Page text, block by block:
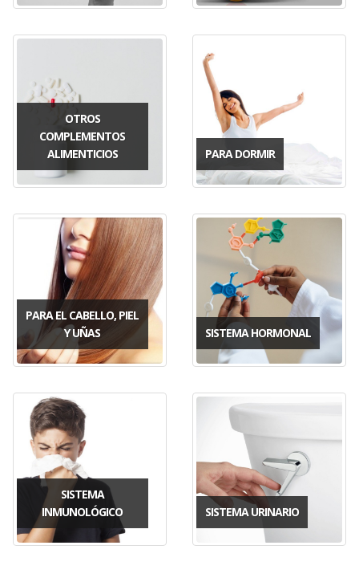
OTROS
COMPLEMENTOS
ALIMENTICIOS
PARA DORMIR
PARA EL CABELLO, PIEL
Y UÑAS
SISTEMA HORMONAL
SISTEMA
INMUNOLÓGICO
SISTEMA URINARIO